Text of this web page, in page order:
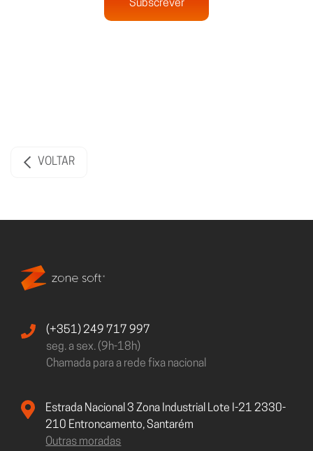
Subscrever
VOLTAR
(+351) 249 717 997
seg. a sex. (9h-18h)
Chamada para a rede fixa nacional
Estrada Nacional 3 Zona Industrial Lote I-21 2330-
210 Entroncamento, Santarém
Outras moradas